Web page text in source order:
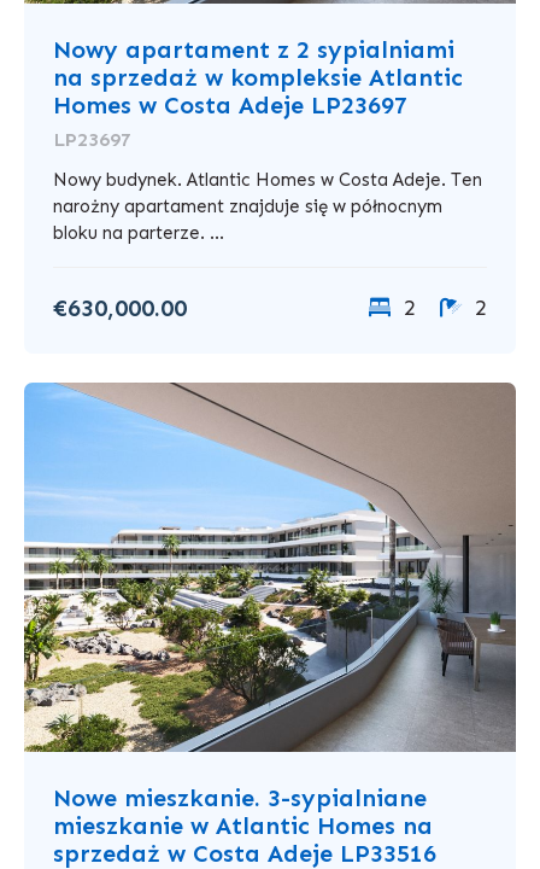
Nowy apartament z 2 sypialniami
na sprzedaż w kompleksie Atlantic
Homes w Costa Adeje LP23697
LP23697
Nowy budynek. Atlantic Homes w Costa Adeje. Ten
narożny apartament znajduje się w północnym
bloku na parterze. ...
€630,000.00 2 2
Nowe mieszkanie. 3-sypialniane
mieszkanie w Atlantic Homes na
sprzedaż w Costa Adeje LP33516